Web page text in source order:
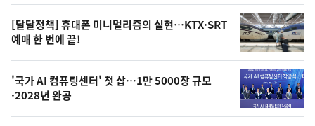
오
늘
의
사
진
[달달정책] 휴대폰 미니멀리즘의 실현…KTX·SRT
예매 한 번에 끝!
'국가 AI 컴퓨팅센터' 첫 삽…1만 5000장 규모
·2028년 완공